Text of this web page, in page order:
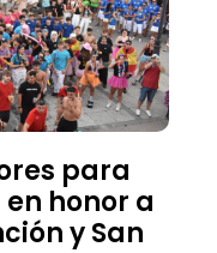
para
honor a
y San